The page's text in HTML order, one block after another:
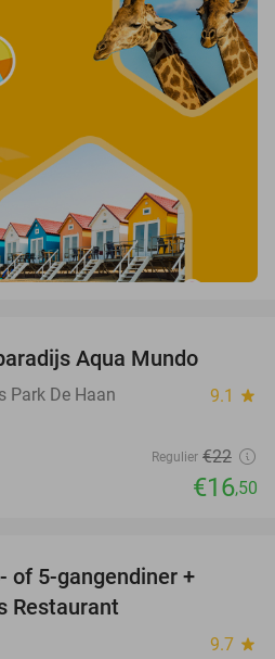
Aqua Mundo
Park De Haan 9.1 star
Regulier €22
€16,50
of 5-gangendiner +
Restaurant
9.7 star